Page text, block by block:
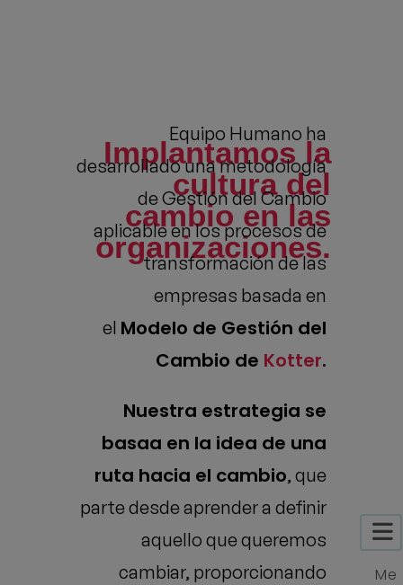
Me
Implantamos la
cultura del
cambio en las
organizaciones.​
Equipo Humano ha
desarrollado una metodología
de Gestión del Cambio
aplicable en los procesos de
transformación de las
empresas basada en
el Modelo de Gestión del
Cambio de Kotter.
Nuestra estrategia se
basaa en la idea de una
ruta hacia el cambio, que
parte desde aprender a definir
aquello que queremos
cambiar, proporcionando